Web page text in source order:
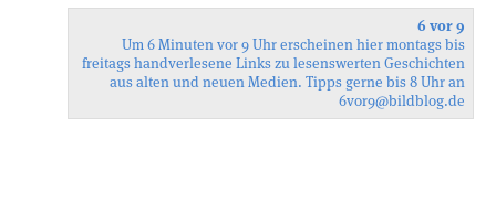
6 vor 9
Um 6 Minuten vor 9 Uhr erscheinen hier montags bis
freitags handverlesene Links zu lesenswerten Geschichten
aus alten und neuen Medien. Tipps gerne bis 8 Uhr an
6vor9@bildblog.de